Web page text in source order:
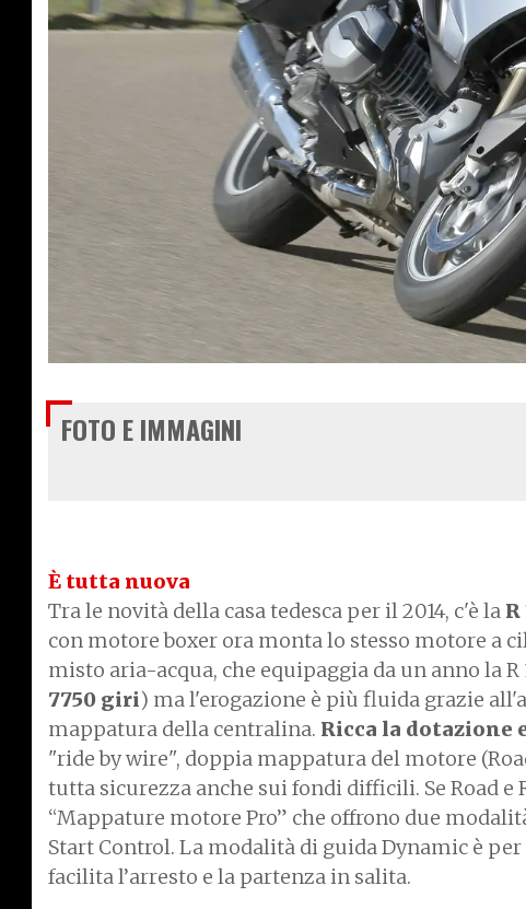
FOTO E IMMAGINI
È tutta nuova
Tra le novità della casa tedesca per il 2014, c'è la R
con motore boxer ora monta lo stesso motore a
misto aria-acqua, che equipaggia da un anno la R
7750 giri) ma l'erogazione è più fluida grazie
mappatura della centralina. Ricca la
"ride by wire", doppia mappatura del motore
tutta sicurezza anche sui fondi difficili. Se Road
“Mappature motore Pro” che offrono due
Start Control. La modalità di guida Dynamic è
facilita l’arresto e la partenza in salita.